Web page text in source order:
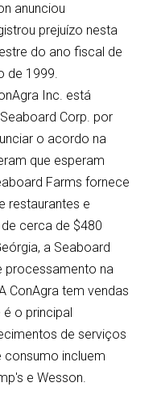
anunciou
prejuízo nesta
do ano fiscal de
de 1999.
Inc. está
Corp. por
o acordo na
que esperam
Farms fornece
restaurantes e
cerca de $480
a Seaboard
processamento na
ConAgra tem vendas
o principal
de serviços
consumo incluem
e Wesson.